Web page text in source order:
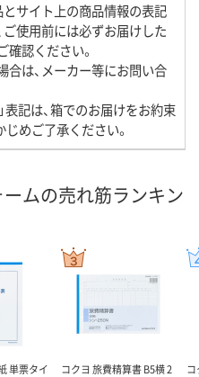
とサイト上の商品情報の表記
使用前には必ずお届けした
認ください。
合は、メーカー等にお問い合
表記は、箱でのお届けをお約束
めご了承ください。
ムの売れ筋ランキン
単票タイ
コクヨ 旅費精算書 B5横 2